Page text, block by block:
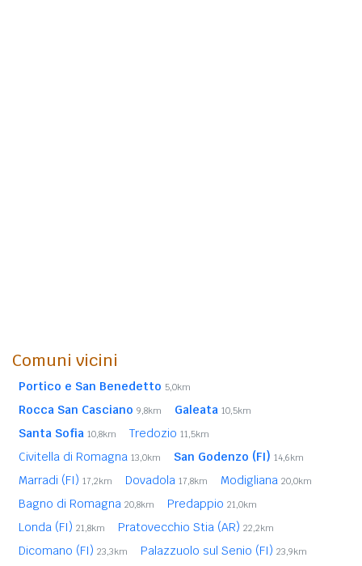
Comuni vicini
Portico e San Benedetto 5,0km
Rocca San Casciano 9,8km Galeata 10,5km
Santa Sofia 10,8km Tredozio 11,5km
Civitella di Romagna 13,0km San Godenzo (FI) 14,6km
Marradi (FI) 17,2km Dovadola 17,8km Modigliana 20,0km
Bagno di Romagna 20,8km Predappio 21,0km
Londa (FI) 21,8km Pratovecchio Stia (AR) 22,2km
Dicomano (FI) 23,3km Palazzuolo sul Senio (FI) 23,9km